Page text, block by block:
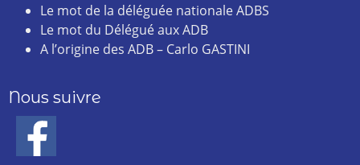
Le mot de la déléguée nationale ADBS
Le mot du Délégué aux ADB
A l’origine des ADB – Carlo GASTINI
Nous suivre